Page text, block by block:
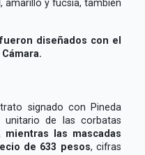
amarillo y fucsia, también
diseñados con el
signado con Pineda
de las corbatas
las mascadas
de 633 pesos, cifras